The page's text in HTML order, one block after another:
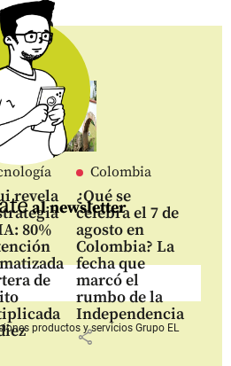
revela
80%
de
Colombia
¿Qué se
celebra el 7 de
agosto en
Colombia? La
fecha que
marcó el
rumbo de la
Independencia
share
al newsletter
productos y serviciosGrupo EL